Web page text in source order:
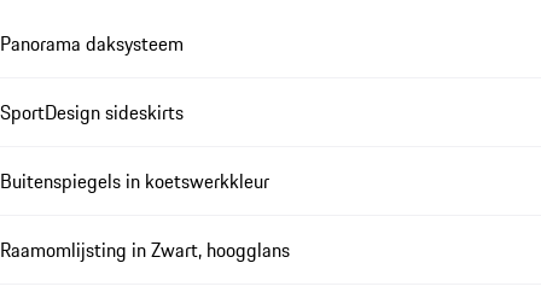
Panorama daksysteem
SportDesign sideskirts
Buitenspiegels in koetswerkkleur
Raamomlijsting in Zwart, hoogglans